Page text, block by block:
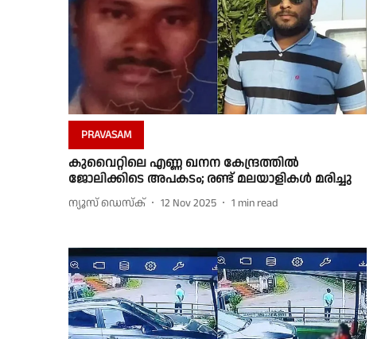
PRAVASAM
കുവൈറ്റിലെ എണ്ണ ഖനന കേന്ദ്രത്തില്‍
ജോലിക്കിടെ അപകടം; രണ്ട് മലയാളികൾ മരിച്ചു
ന്യൂസ് ഡെസ്ക് 12 Nov 2025 1 min read